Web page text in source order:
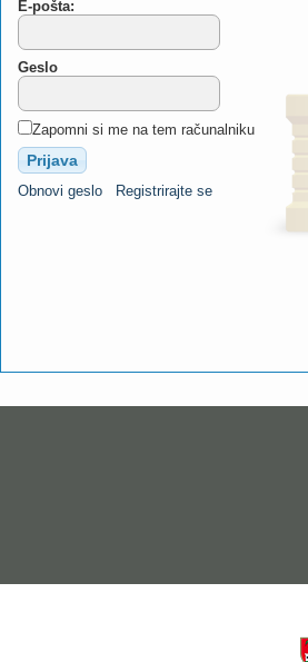
E-pošta:
Geslo
Zapomni si me na tem računalniku
Obnovi geslo Registrirajte se